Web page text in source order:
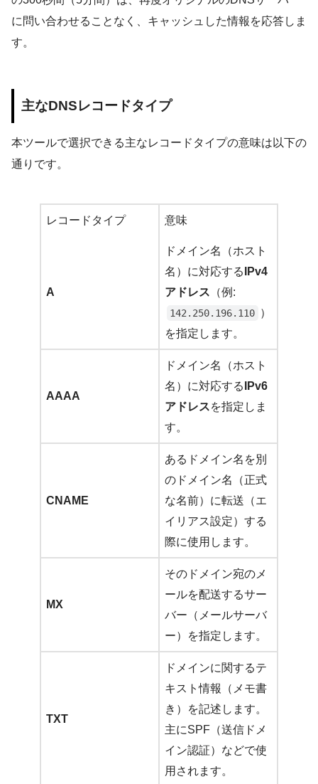
に問い合わせることなく、キャッシュした情報を応答しま
す。
主なDNSレコードタイプ
本ツールで選択できる主なレコードタイプの意味は以下の
通りです。
レコードタイプ 意味
A
ドメイン名（ホスト
名）に対応する IPv4
アドレス （例:
142.250.196.110 ）
を指定します。
AAAA
ドメイン名（ホスト
名）に対応する IPv6
アドレスを指定しま
す。
CNAME
あるドメイン名を別
のドメイン名（正式
な名前）に転送（エ
イリアス設定）する
際に使用します。
MX
そのドメイン宛のメ
ールを配送するサー
バー（メールサーバ
ー）を指定します。
TXT
ドメインに関するテ
キスト情報（メモ書
き）を記述します。
主にSPF（送信ドメ
イン認証）などで使
用されます。